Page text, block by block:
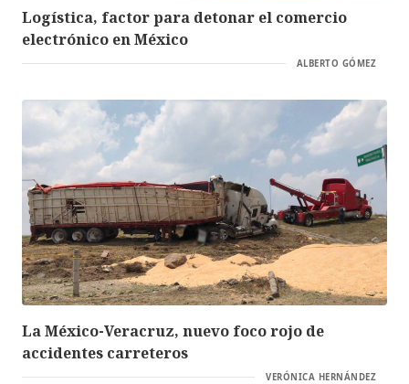
Logística, factor para detonar el comercio
electrónico en México
ALBERTO GÓMEZ
La México-Veracruz, nuevo foco rojo de
accidentes carreteros
VERÓNICA HERNÁNDEZ